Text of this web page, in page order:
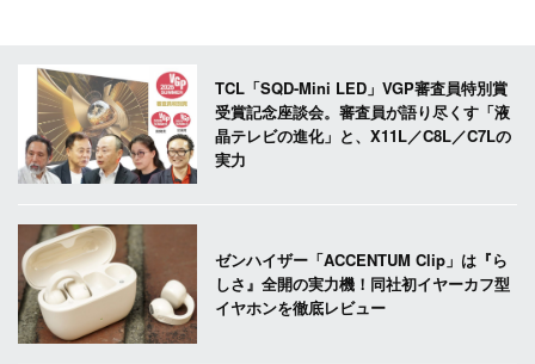
TCL「SQD-Mini LED」VGP審査員特別賞
受賞記念座談会。審査員が語り尽くす「液
晶テレビの進化」と、X11L／C8L／C7Lの
実力
ゼンハイザー「ACCENTUM Clip」は『ら
しさ』全開の実力機！同社初イヤーカフ型
イヤホンを徹底レビュー